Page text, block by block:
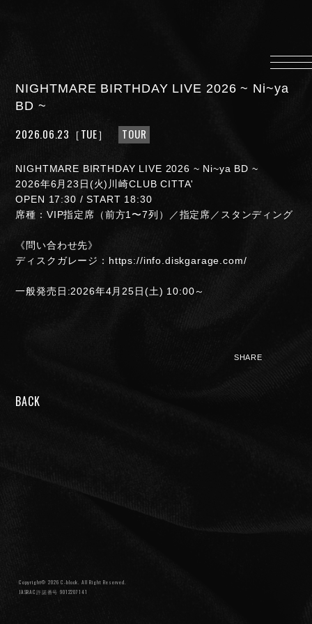
PROFILE
DISCOGRAPHY
MUSIC VIDEO
LYRICS
GOODS
CONTACT
FAN CLUB INFORMATION
NIGHTMARE BIRTHDAY LIVE 2026 ~ Ni~ya
BD ~
2026.06.23 ［TUE］ TOUR
NIGHTMARE BIRTHDAY LIVE 2026 ~ Ni~ya BD ~
2026年6月23日(火)川崎CLUB CITTA'
OPEN 17:30 / START 18:30
席種：VIP指定席（前方1〜7列）／指定席／スタンディング
《問い合わせ先》
ディスクガレージ：https://info.diskgarage.com/
一般発売日:2026年4月25日(土) 10:00～
SHARE
BACK